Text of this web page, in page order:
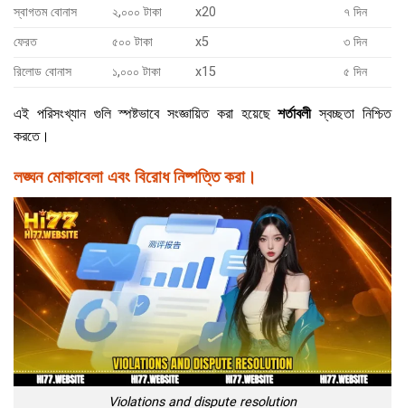
স্বাগতম বোনাস
২,০০০ টাকা x20
৭ দিন
ফেরত
৫০০ টাকা x5
৩ দিন
রিলোড বোনাস
১,০০০ টাকা x15 ৫ দিন
এই পরিসংখ্যান গুলি স্পষ্টভাবে সংজ্ঞায়িত করা হয়েছেশর্তাবলীস্বচ্ছতা নিশ্চিত
করতে।
লঙ্ঘন মোকাবেলা এবং বিরোধ নিষ্পত্তি করা।
Violations and dispute resolution